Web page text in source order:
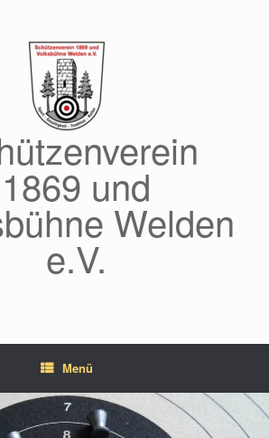
1869 und
Welden
e.V.
Menü